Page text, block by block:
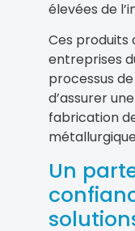
élevées de
Ces
entreprises
processus
d’assurer
fabrication
Un